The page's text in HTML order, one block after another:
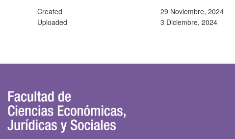
Created
29 Noviembre, 2024
Uploaded
3 Diciembre, 2024